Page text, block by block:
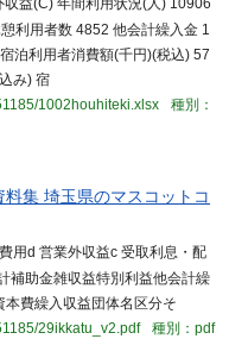
益(C) 年間利用状況(人) 10906
利用者数 4852 他会計繰入金 1
泊利用者消費額(千円)(税込) 57
み) 宿
1002houhiteki.xlsx
種別：
集 埼玉県のマスコットコ
用d 営業外収益c 受取利息・配
補助金雑収益特別利益他会計繰
費繰入収益団体名区分そ
29ikkatu_v2.pdf
種別：pdf